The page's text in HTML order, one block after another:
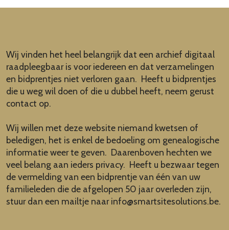
Wij vinden het heel belangrijk dat een archief digitaal
raadpleegbaar is voor iedereen en dat verzamelingen
en bidprentjes niet verloren gaan. Heeft u bidprentjes
die u weg wil doen of die u dubbel heeft, neem gerust
contact op.
Wij willen met deze website niemand kwetsen of
beledigen, het is enkel de bedoeling om genealogische
informatie weer te geven. Daarenboven hechten we
veel belang aan ieders privacy. Heeft u bezwaar tegen
de vermelding van een bidprentje van één van uw
familieleden die de afgelopen 50 jaar overleden zijn,
stuur dan een mailtje naarinfo@smartsitesolutions.be.